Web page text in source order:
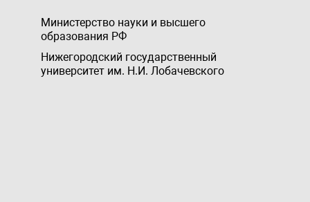
Министерство науки и высшего
образования РФ
Нижегородский государственный
университет им. Н.И. Лобачевского